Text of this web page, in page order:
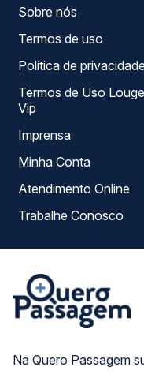
Na Quero Passagem
Sobre nós
Termos de uso
Política de privacidade
Termos de Uso Louge
Vip
Imprensa
Minha Conta
Atendimento Online
Trabalhe Conosco